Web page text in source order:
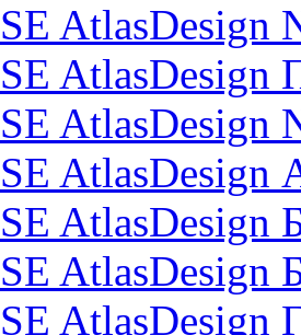
SE AtlasDesign
SE AtlasDesign
SE AtlasDesign
SE AtlasDesign
SE AtlasDesign
SE AtlasDesign
SE AtlasDesign